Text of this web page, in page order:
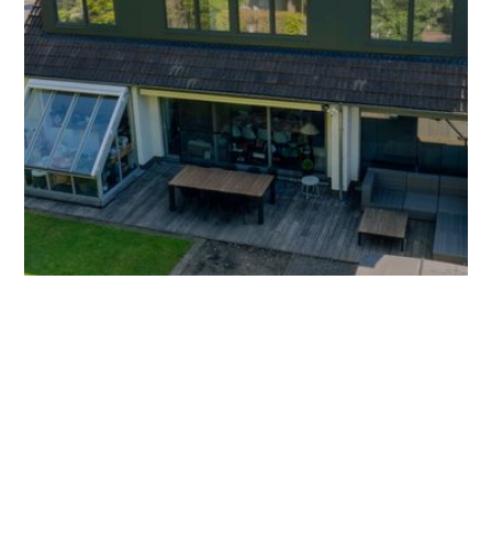
ruimte en licht toe te voegen onder het dak.